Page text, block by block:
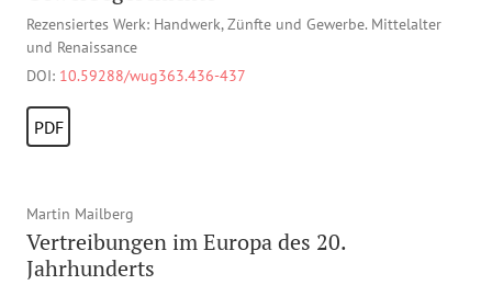
Rezensiertes Werk: Handwerk, Zünfte und Gewerbe. Mittelalter
und Renaissance
DOI: 10.59288/wug363.436-437
PDF
Martin Mailberg
Vertreibungen im Europa des 20.
Jahrhunderts